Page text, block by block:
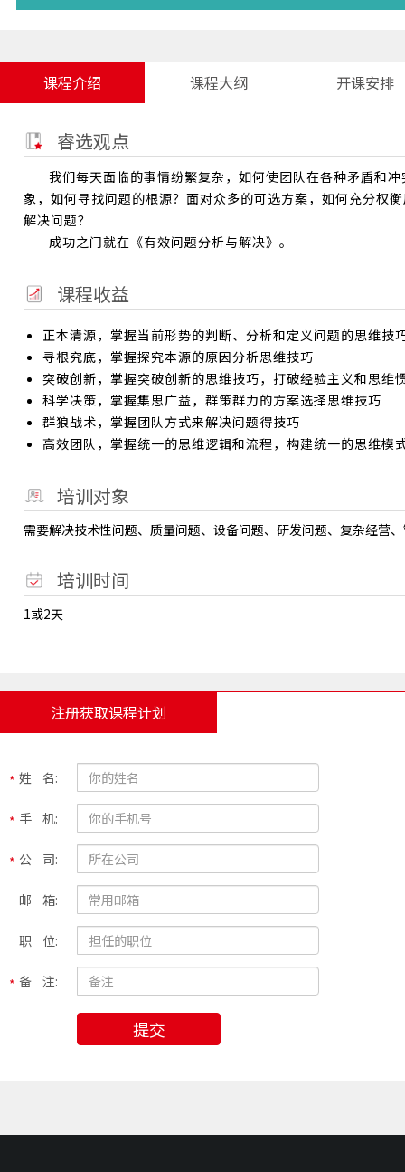
课程介绍 课程大纲 开课安排
睿选观点
我们每天面临的事情纷繁复杂，如何使团队在各种矛盾和
象，如何寻找问题的根源？面对众多的可选方案，如何充分权
解决问题？
成功之门就在《有效问题分析与解决》。
课程收益
正本清源，掌握当前形势的判断、分析和定义问题的思维技
寻根究底，掌握探究本源的原因分析思维技巧
突破创新，掌握突破创新的思维技巧，打破经验主义和思维
科学决策，掌握集思广益，群策群力的方案选择思维技巧
群狼战术，掌握团队方式来解决问题得技巧
高效团队，掌握统一的思维逻辑和流程，构建统一的思维模
培训对象
需要解决技术性问题、质量问题、设备问题、研发问题、复杂经营
培训时间
1或2天
注册获取课程计划
姓 名:
手 机:
公 司:
邮 箱:
职 位:
备 注:
提交